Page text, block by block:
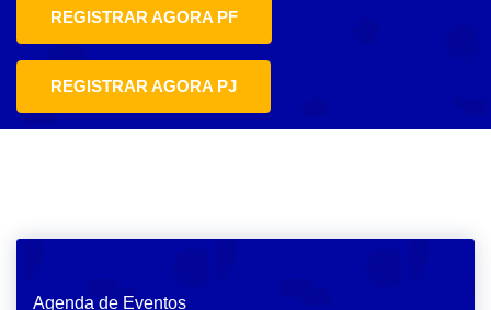
REGISTRAR AGORA PF
REGISTRAR AGORA PJ
Agenda de Eventos